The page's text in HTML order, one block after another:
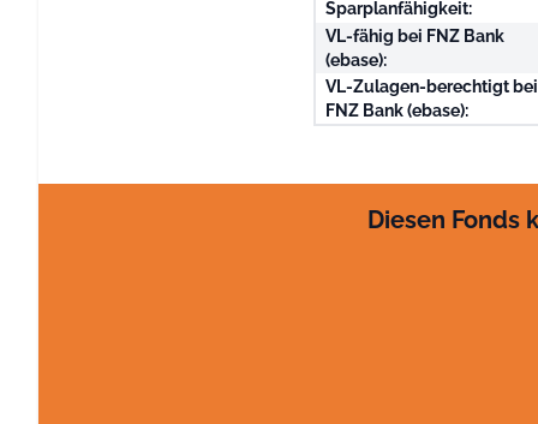
Sparplanfähigkeit:
VL-fähig bei FNZ Bank
(ebase):
VL-Zulagen-berechtigt bei
FNZ Bank (ebase):
Diesen Fonds